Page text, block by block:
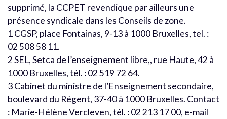
supprimé, la CCPET revendique par ailleurs une
présence syndicale dans les Conseils de zone.
1 CGSP, place Fontainas, 9-13 à 1000 Bruxelles, tel. :
02 508 58 11.
2 SEL, Setca de l’enseignement libre,, rue Haute, 42 à
1000 Bruxelles, tél. : 02 519 72 64.
3 Cabinet du ministre de l’Enseignement secondaire,
boulevard du Régent, 37-40 à 1000 Bruxelles. Contact
: Marie-Hélène Vercleven, tél. : 02 213 17 00, e-mail